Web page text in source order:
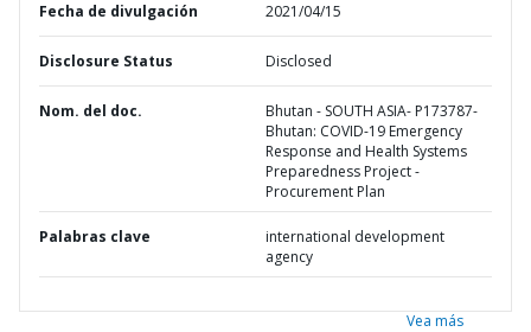
Fecha de divulgación 2021/04/15
Disclosure Status Disclosed
Nom. del doc.
Bhutan - SOUTH ASIA- P173787-
Bhutan: COVID-19 Emergency
Response and Health Systems
Preparedness Project -
Procurement Plan
Palabras clave
international development
agency
Vea más